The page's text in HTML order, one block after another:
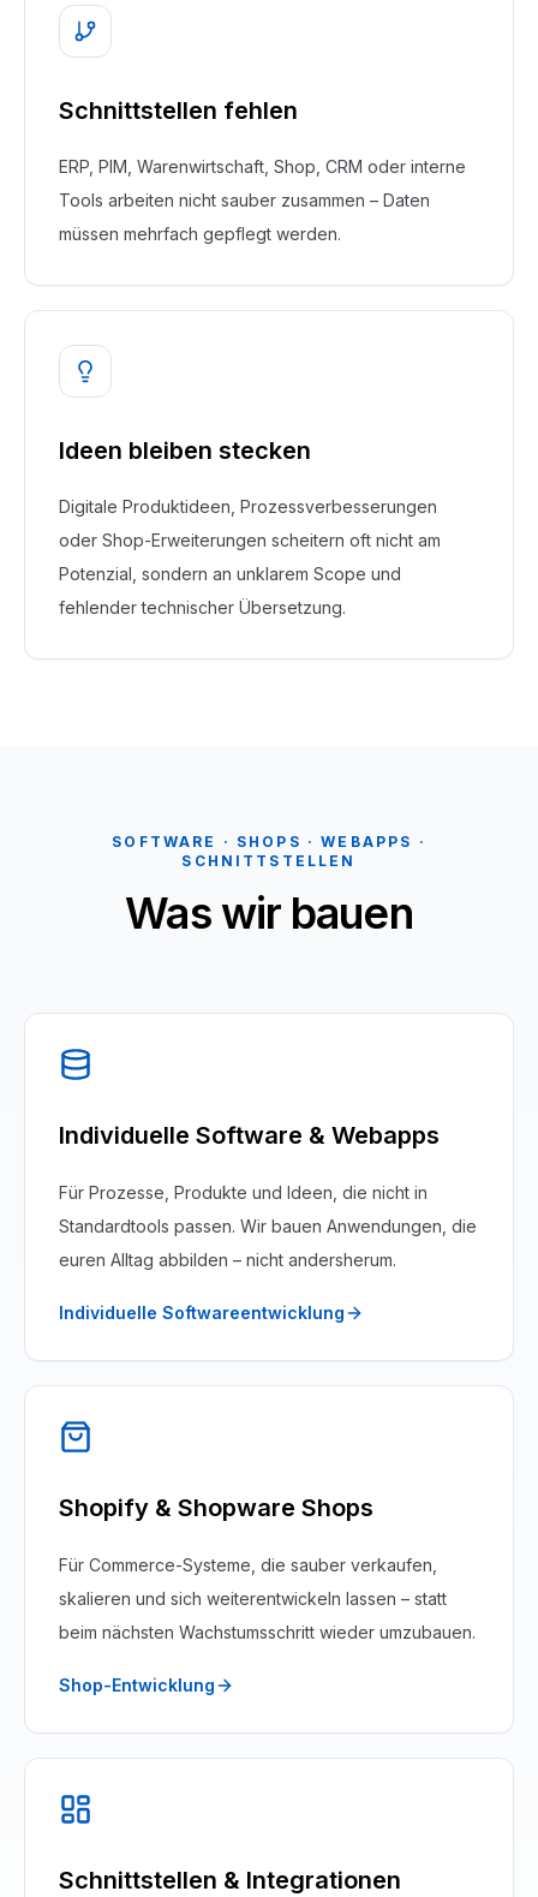
Schnittstellen fehlen
ERP, PIM, Warenwirtschaft, Shop, CRM oder interne
Tools arbeiten nicht sauber zusammen – Daten
müssen mehrfach gepflegt werden.
Ideen bleiben stecken
Digitale Produktideen, Prozessverbesserungen
oder Shop-Erweiterungen scheitern oft nicht am
Potenzial, sondern an unklarem Scope und
fehlender technischer Übersetzung.
SOFTWARE · SHOPS · WEBAPPS ·
SCHNITTSTELLEN
Was wir bauen
Individuelle Software & Webapps
Für Prozesse, Produkte und Ideen, die nicht in
Standardtools passen. Wir bauen Anwendungen, die
euren Alltag abbilden – nicht andersherum.
Individuelle Softwareentwicklung
Shopify & Shopware Shops
Für Commerce-Systeme, die sauber verkaufen,
skalieren und sich weiterentwickeln lassen – statt
beim nächsten Wachstumsschritt wieder umzubauen.
Shop-Entwicklung
Schnittstellen & Integrationen